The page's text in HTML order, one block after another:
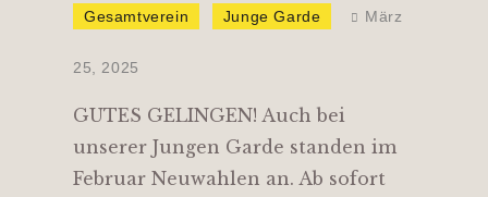
Gesamtverein Junge Garde März
25, 2025
GUTES GELINGEN! Auch bei
unserer Jungen Garde standen im
Februar Neuwahlen an. Ab sofort